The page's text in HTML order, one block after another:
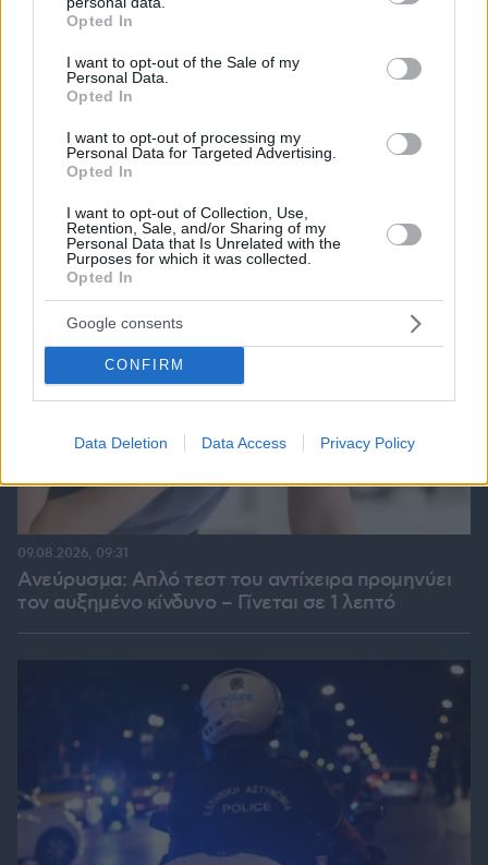
grant or deny consent to Google and its third-party tags to
use your data for below specified purposes in below Google
consent section.
Opted In
I want to opt-out of the Sale of my
Personal Data.
Opted In
I want to opt-out of processing my
Personal Data for Targeted Advertising.
Opted In
I want to opt-out of Collection, Use,
Retention, Sale, and/or Sharing of my
Personal Data that Is Unrelated with the
Purposes for which it was collected.
Opted In
Google consents
CONFIRM
Data Deletion Data Access Privacy Policy
ΔΕΙΤΕ ΟΛΑ ΤΑ GAMES
Best of Network
Ανεύρυσμα: Απλό τεστ του αντίχειρα προμηνύει
τον αυξημένο κίνδυνο – Γίνεται σε 1 λεπτό
09.08.2026, 09:31